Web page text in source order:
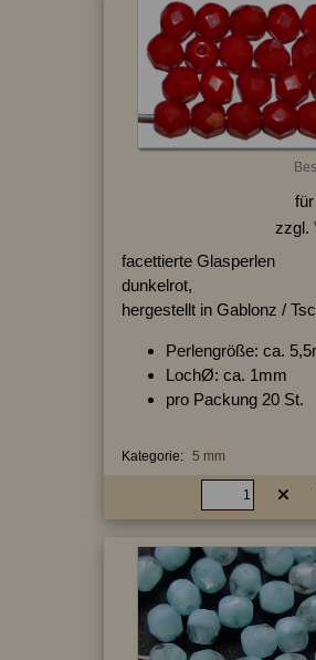
für
zzgl.
facettierte Glasperlen
dunkelrot,
hergestellt in Gablonz /
Perlengröße: ca.
LochØ: ca. 1mm
pro Packung 20 St.
Kategorie: 5 mm